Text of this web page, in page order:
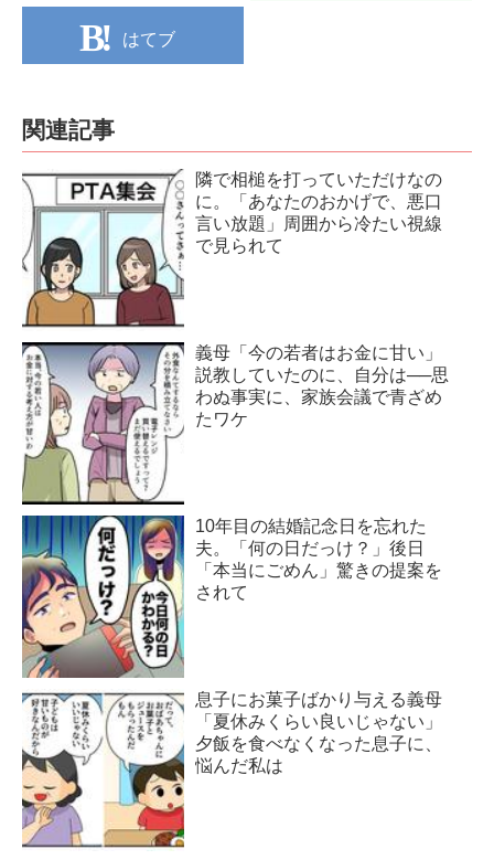
はてブ
関連記事
隣で相槌を打っていただけなの
に。「あなたのおかげで、悪口
言い放題」周囲から冷たい視線
で見られて
義母「今の若者はお金に甘い」
説教していたのに、自分は──思
わぬ事実に、家族会議で青ざめ
たワケ
10年目の結婚記念日を忘れた
夫。「何の日だっけ？」後日
「本当にごめん」驚きの提案を
されて
息子にお菓子ばかり与える義母
「夏休みくらい良いじゃない」
夕飯を食べなくなった息子に、
悩んだ私は